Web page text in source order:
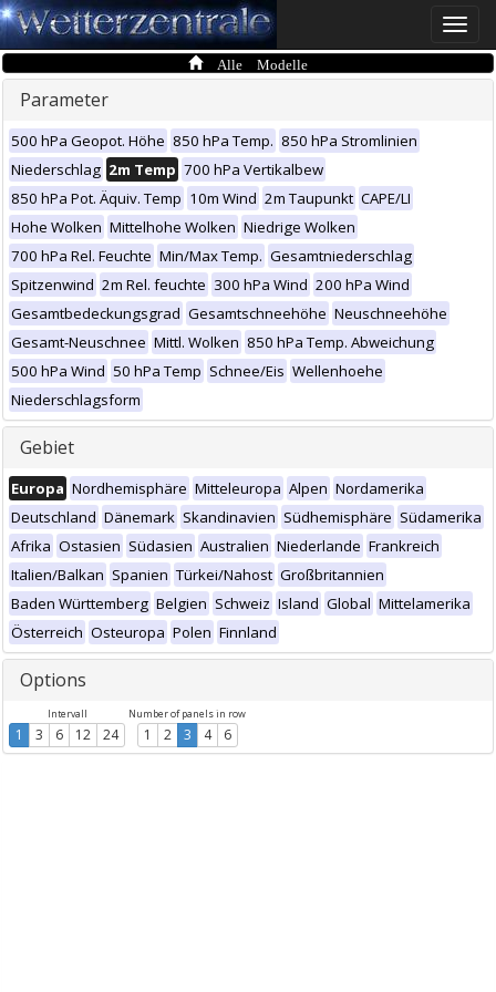
Toggle
Alle Modelle
Parameter
500 hPa Geopot. Höhe 850 hPa Temp. 850 hPa Stromlinien
Niederschlag 2m Temp 700 hPa Vertikalbew
850 hPa Pot. Äquiv. Temp 10m Wind 2m Taupunkt CAPE/LI
Hohe Wolken Mittelhohe Wolken Niedrige Wolken
700 hPa Rel. Feuchte Min/Max Temp. Gesamtniederschlag
Spitzenwind 2m Rel. feuchte 300 hPa Wind 200 hPa Wind
Gesamtbedeckungsgrad Gesamtschneehöhe Neuschneehöhe
Gesamt-Neuschnee Mittl. Wolken 850 hPa Temp. Abweichung
500 hPa Wind 50 hPa Temp Schnee/Eis Wellenhoehe
Niederschlagsform
Gebiet
Europa Nordhemisphäre Mitteleuropa Alpen Nordamerika
Deutschland Dänemark Skandinavien Südhemisphäre Südamerika
Afrika Ostasien Südasien Australien Niederlande Frankreich
Italien/Balkan Spanien Türkei/Nahost Großbritannien
Baden Württemberg Belgien Schweiz Island Global Mittelamerika
Österreich Osteuropa Polen Finnland
Options
Intervall
1 3 6 12 24
Number of panels in row
1 2 3 4 6